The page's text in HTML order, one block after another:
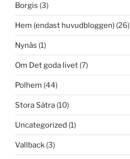
Borgis (3)
Hem (endast huvudbloggen) (26)
Nynäs (1)
Om Det goda livet (7)
Polhem (44)
Stora Sätra (10)
Uncategorized (1)
Vallback (3)